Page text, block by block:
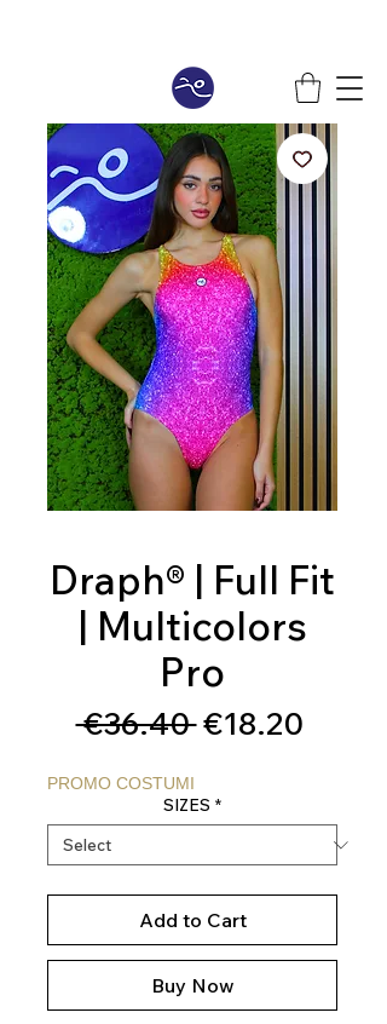
Draph® | Full Fit
| Multicolors
Pro
€36.40 Regular
€18.20Sale
PROMO COSTUMI
SIZES *
Add to Cart
Buy Now